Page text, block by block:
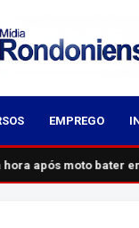
EMPREGO
após moto bater